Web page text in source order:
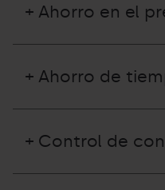
+ Ahorro en el
+ Ahorro de
+ Control de